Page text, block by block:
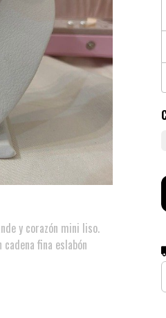
y corazón mini liso.
fina eslabón